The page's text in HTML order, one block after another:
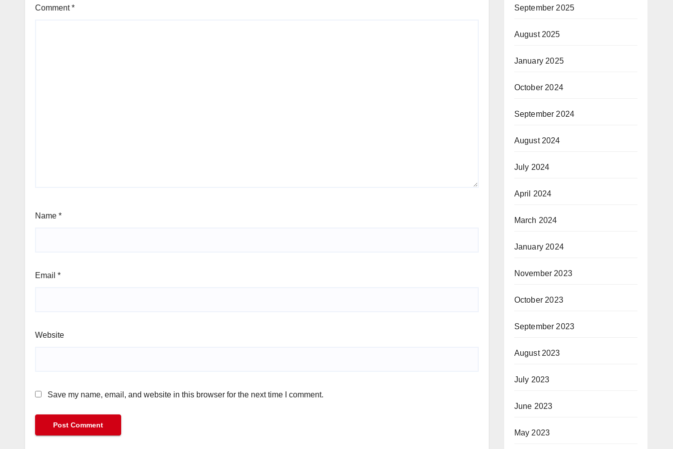
Comment*
Name *
Email *
Website
Save my name, email, and website in this browser for the next time I comment.
September 2025
August 2025
January 2025
October 2024
September 2024
August 2024
July 2024
April 2024
March 2024
January 2024
November 2023
October 2023
September 2023
August 2023
July 2023
June 2023
May 2023